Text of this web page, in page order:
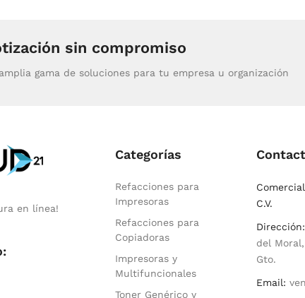
sin compromiso
gama de soluciones para tu empresa u organización
en línea!
Categorías
Refacciones para
Impresoras
Refacciones para
Copiadoras
Impresoras y
Multifuncionales
Toner Genérico y
C.V.
Dirección:
del
Gto.
Email: